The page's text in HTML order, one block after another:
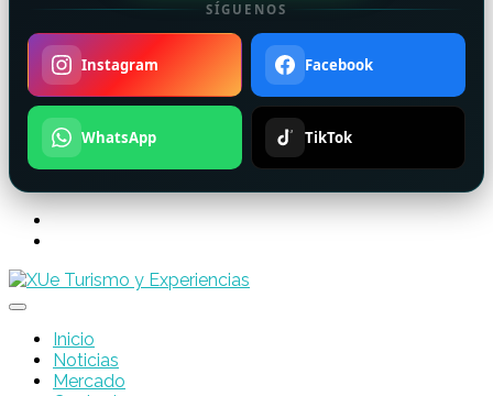
SÍGUENOS
Instagram Facebook
WhatsApp TikTok
Inicio
Noticias
Mercado